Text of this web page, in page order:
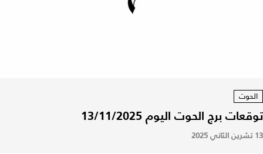
الحوت
توقعات برج الحوت اليوم 13/11/2025
13 تشرين الثاني 2025